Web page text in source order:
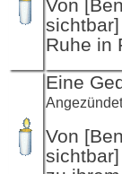
Von
sichtbar]
Ruhe in
Eine
Von
sichtbar]